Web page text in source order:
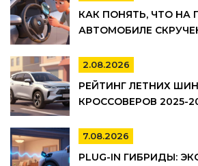
КАК ПОНЯТЬ, ЧТО
АВТОМОБИЛЕ
2.08.2026
РЕЙТИНГ ЛЕТНИХ
КРОССОВЕРОВ 2025-
7.08.2026
PLUG-IN ГИБРИДЫ: